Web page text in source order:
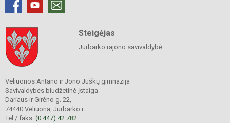
Steigėjas
Jurbarko rajono savivaldybė
Veliuonos Antano ir Jono Juškų gimnazija
Savivaldybės biudžetinė įstaiga
Dariaus ir Girėno g. 22,
74440 Veliuona, Jurbarko r.
Tel./ faks. (0 447) 42 782